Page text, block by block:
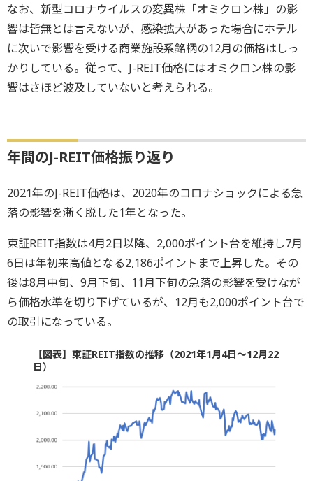
なお、新型コロナウイルスの変異株「オミクロン株」の影
響は皆無とは言えないが、感染拡大があった場合にホテル
に次いで影響を受ける商業施設系銘柄の12月の価格はしっ
かりしている。従って、J-REIT価格にはオミクロン株の影
響はさほど波及していないと考えられる。
年間のJ-REIT価格振り返り
2021年のJ-REIT価格は、2020年のコロナショックによる急
落の影響を漸く脱した1年となった。
東証REIT指数は4月2日以降、2,000ポイント台を維持し7月
6日は年初来高値となる2,186ポイントまで上昇した。その
後は8月中旬、9月下旬、11月下旬の急落の影響を受けなが
ら価格水準を切り下げているが、12月も2,000ポイント台で
の取引になっている。
【図表】東証REIT指数の推移（2021年1月4日～12月22
日）